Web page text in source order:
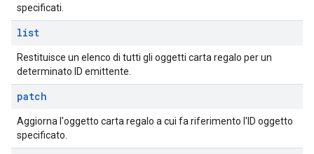
specificati.
list
Restituisce un elenco di tutti gli oggetti carta regalo per un
determinato ID emittente.
patch
Aggiorna l'oggetto carta regalo a cui fa riferimento l'ID oggetto
specificato.